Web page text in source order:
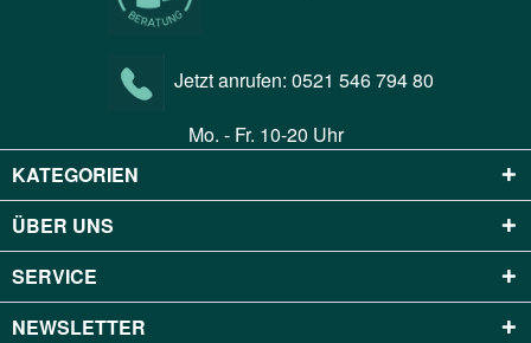
Jetzt anrufen: 0521 546 794 80
Mo. - Fr. 10-20 Uhr
KATEGORIEN
ÜBER UNS
SERVICE
NEWSLETTER